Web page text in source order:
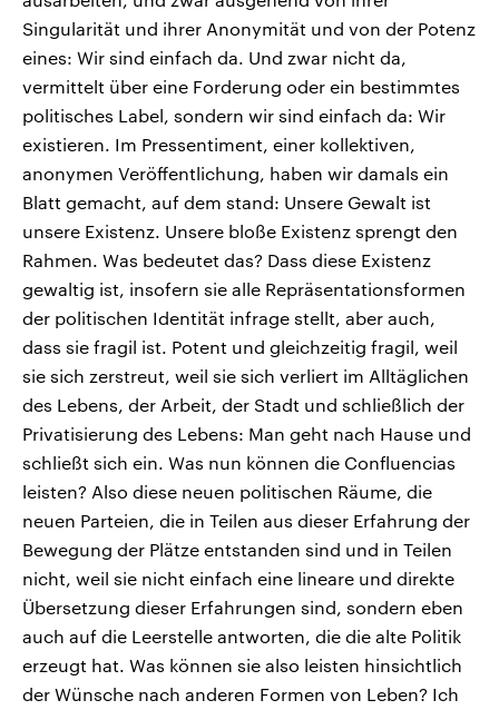
Singularität und ihrer Anonymität und von der Potenz
eines: Wir sind einfach da. Und zwar nicht da,
vermittelt über eine Forderung oder ein bestimmtes
politisches Label, sondern wir sind einfach da: Wir
existieren. Im Pressentiment, einer kollektiven,
anonymen Veröffentlichung, haben wir damals ein
Blatt gemacht, auf dem stand: Unsere Gewalt ist
unsere Existenz. Unsere bloße Existenz sprengt den
Rahmen. Was bedeutet das? Dass diese Existenz
gewaltig ist, insofern sie alle Repräsentationsformen
der politischen Identität infrage stellt, aber auch,
dass sie fragil ist. Potent und gleichzeitig fragil, weil
sie sich zerstreut, weil sie sich verliert im Alltäglichen
des Lebens, der Arbeit, der Stadt und schließlich der
Privatisierung des Lebens: Man geht nach Hause und
schließt sich ein. Was nun können die Confluencias
leisten? Also diese neuen politischen Räume, die
neuen Parteien, die in Teilen aus dieser Erfahrung der
Bewegung der Plätze entstanden sind und in Teilen
nicht, weil sie nicht einfach eine lineare und direkte
Übersetzung dieser Erfahrungen sind, sondern eben
auch auf die Leerstelle antworten, die die alte Politik
erzeugt hat. Was können sie also leisten hinsichtlich
der Wünsche nach anderen Formen von Leben? Ich